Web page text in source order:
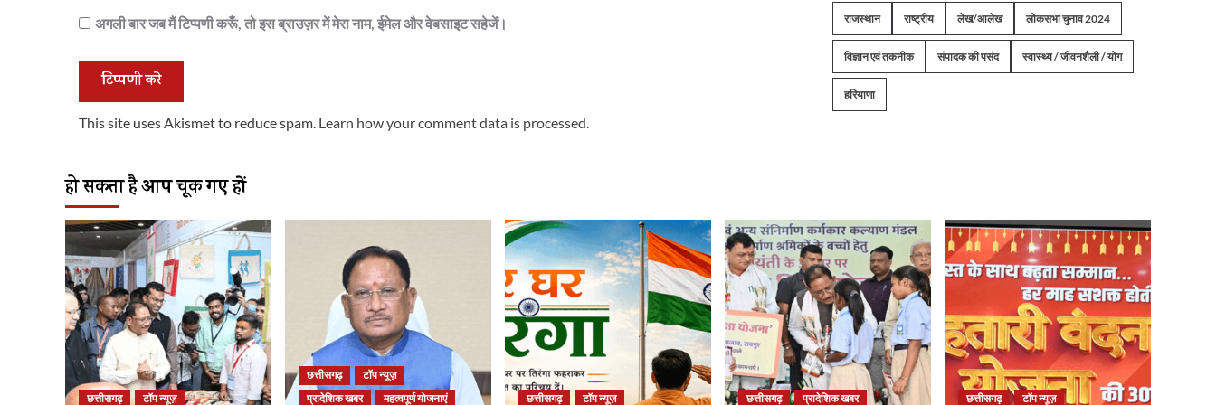
अगली बार जब मैं टिप्पणी करूँ, तो इस ब्राउज़र में मेरा नाम, ईमेल और वेबसाइट सहेजें।
This site uses Akismet to reduce spam. Learn how your comment data is processed.
राजस्थान राष्ट्रीय लेख/आलेख लोकसभा चुनाव 2024
विज्ञान एवं तकनीक संपादक की पसंद स्वास्थ्य / जीवनशैली / योग
हरियाणा
हो सकता है आप चूक गए हों
छत्तीसगढ़ टॉप न्यूज़
छत्तीसगढ़
टॉप न्यूज़
प्रादेशिक खबर
महत्वपूर्ण योजनाएं छत्तीसगढ़ टॉप न्यूज़ छत्तीसगढ़ प्रादेशिक खबर छत्तीसगढ़ टॉप न्यूज़